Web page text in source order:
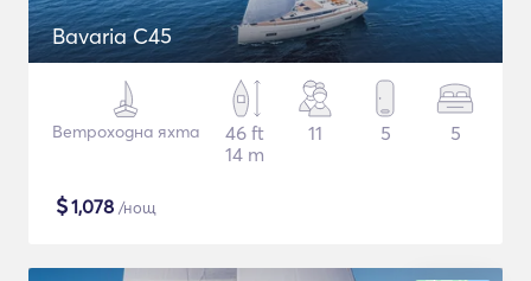
Bavaria C45
Ветроходна яхта
46 ft
14 m
11 5 5
$1,078 /нощ